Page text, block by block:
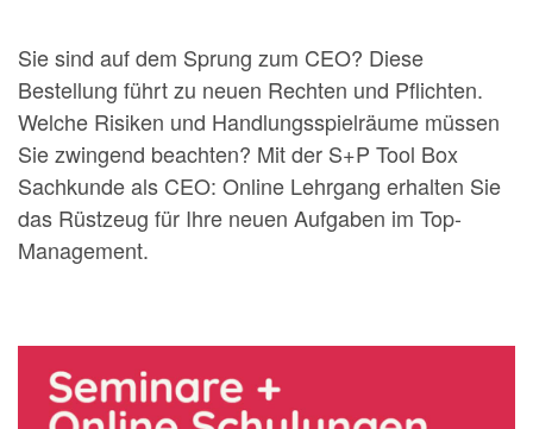
Sie sind auf dem Sprung zum CEO? Diese
Bestellung führt zu neuen Rechten und Pflichten.
Welche Risiken und Handlungsspielräume müssen
Sie zwingend beachten? Mit der S+P Tool Box
Sachkunde als CEO: Online Lehrgang erhalten Sie
das Rüstzeug für Ihre neuen Aufgaben im Top-
Management.